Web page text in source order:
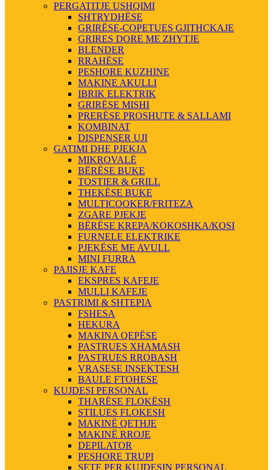
PERGATITJE USHQIMI
SHTRYDHËSE
GRIRËSE-COPETUES GJITHCKAJE
GRIRES DORE ME ZHYTJE
BLENDER
RRAHËSE
PESHORE KUZHINE
MAKINE AKULLI
IBRIK ELEKTRIK
GRIRËSE MISHI
PRERËSE PROSHUTE & SALLAMI
KOMBINAT
DISPENSER UJI
GATIMI DHE PJEKJA
MIKROVALË
BËRËSE BUKE
TOSTIER & GRILL
THEKËSE BUKE
MULTICOOKER/FRITEZA
ZGARE PJEKJE
BËRËSE KREPA/KOKOSHKA/KOSI
FURNELE ELEKTRIKE
PJEKËSE ME AVULL
MINI FURRA
PAJISJE KAFE
EKSPRES KAFEJE
MULLI KAFEJE
PASTRIMI & SHTEPIA
FSHESA
HEKURA
MAKINA QEPËSE
PASTRUES XHAMASH
PASTRUES RROBASH
VRASESE INSEKTESH
BAULE FTOHESE
KUJDESI PERSONAL
THARËSE FLOKËSH
STILUES FLOKESH
MAKINË QETHJE
MAKINË RROJE
DEPILATOR
PESHORE TRUPI
SETE PER KUJDESIN PERSONAL